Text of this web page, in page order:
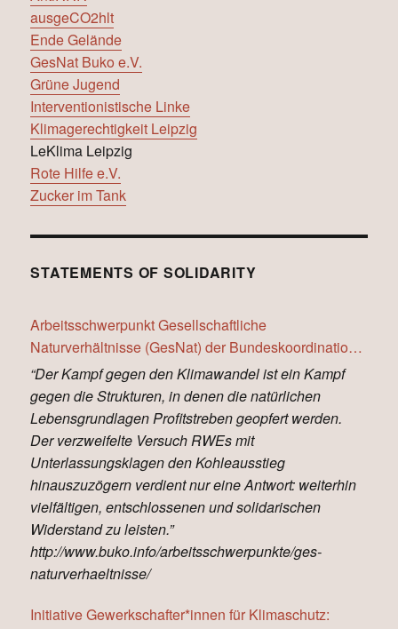
ausgeCO2hlt
Ende Gelände
GesNat Buko e.V.
Grüne Jugend
Interventionistische Linke
Klimagerechtigkeit Leipzig
LeKlima Leipzig
Rote Hilfe e.V.
Zucker im Tank
STATEMENTS OF SOLIDARITY
Arbeitsschwerpunkt Gesellschaftliche
Naturverhältnisse (GesNat) der Bundeskoordination
Internationalismus (BUKO):
“Der Kampf gegen den Klimawandel ist ein Kampf
gegen die Strukturen, in denen die natürlichen
Lebensgrundlagen Profitstreben geopfert werden.
Der verzweifelte Versuch RWEs mit
Unterlassungsklagen den Kohleausstieg
hinauszuzögern verdient nur eine Antwort: weiterhin
vielfältigen, entschlossenen und solidarischen
Widerstand zu leisten.”
http://www.buko.info/arbeitsschwerpunkte/ges-
naturverhaeltnisse/
Initiative Gewerkschafter*innen für Klimaschutz: